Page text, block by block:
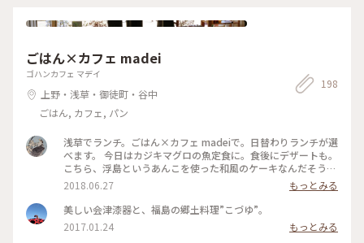
ごはん×カフェ madei
ゴハンカフェ マデイ
上野・浅草・御徒町・谷中
ごはん, カフェ, パン
198
浅草でランチ。ごはん×カフェ madeiで。日替わりランチが選
べます。 今日はカジキマグロの魚定食に。食後にデザートも。
こちら、浮島というあんこを使った和風のケーキなんだそう。
抹茶味とレモン味が選べたのでレモンに。しっとりやわらか
く、カステラより密度が高いケーキでした。店主さんが福島出
身だそうで、ゆべしなんかもあってまた行きたくなりました。
#東京#浅草#カフェごはん#スイーツ#カフェ
2018.06.27
もっとみる
美しい会津漆器と、福島の郷土料理”こづゆ”。
2017.01.24
もっとみる